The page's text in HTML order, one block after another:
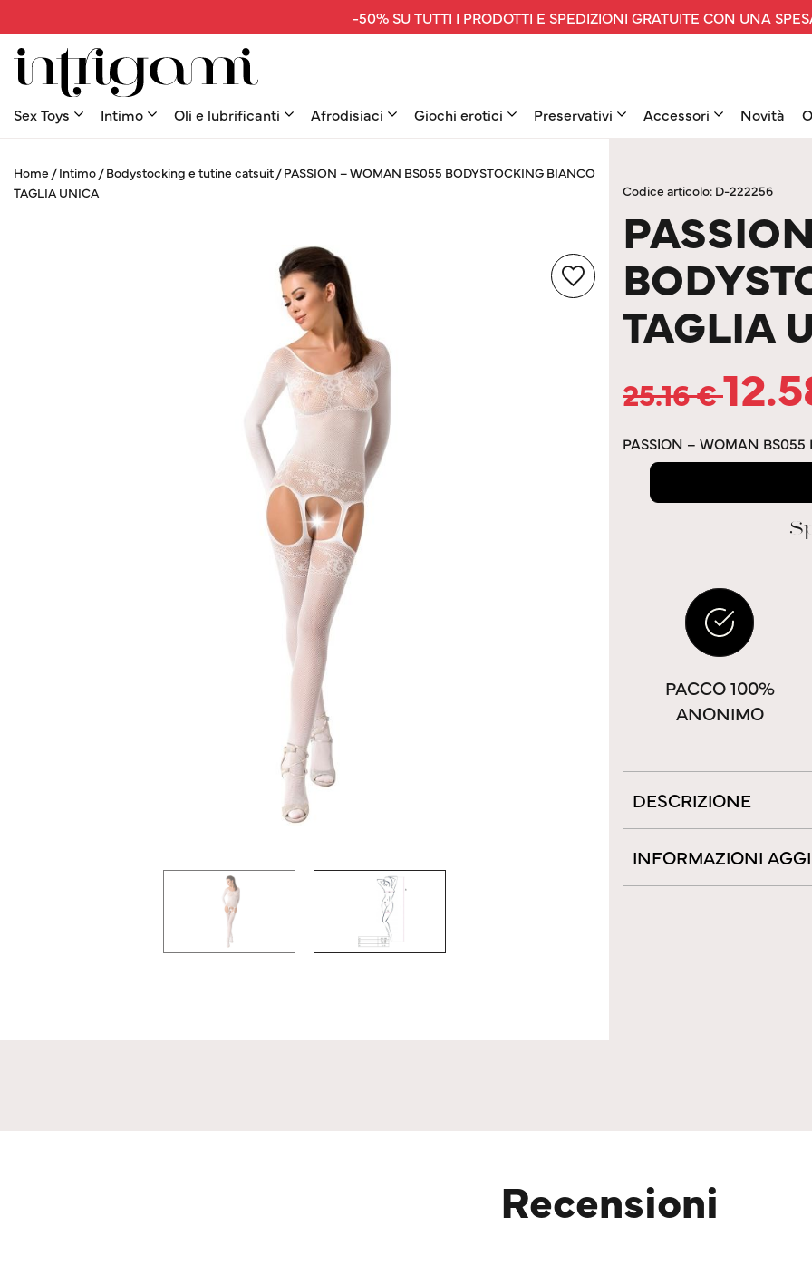
-50% SU TUTTI I PRODOTTI E SPEDIZIONI GRATUITE CON UNA
Sex Toys Intimo Oli e lubrificanti Afrodisiaci Giochi erotici Preservativi Accessori Novità
Home /Intimo /Bodystocking e tutine catsuit /PASSION – WOMAN BS055 BODYSTOCKING BIANCO
TAGLIA UNICA
Codice articolo: D-222256
TAGLIA
25.16€
PASSION – WOMAN BS055
PACCO 100%
ANONIMO
DESCRIZIONE
INFORMAZIONI
Recensioni